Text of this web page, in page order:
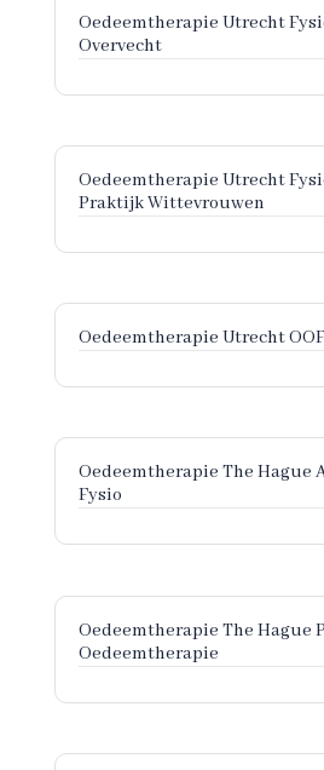
Oedeemtherapie Utrecht
Overvecht
Oedeemtherapie Utrecht
Praktijk Wittevrouwen
Oedeemtherapie Utrecht
Oedeemtherapie The Hague
Fysio
Oedeemtherapie The Hague
Oedeemtherapie